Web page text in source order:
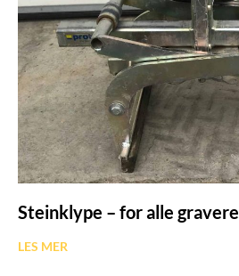
Steinklype – for alle gravere
LES MER